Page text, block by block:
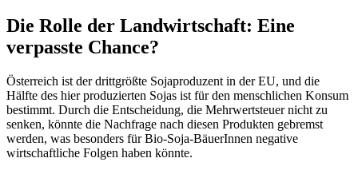
Die Rolle der Landwirtschaft: Eine
verpasste Chance?
Österreich ist der drittgrößte Sojaproduzent in der EU, und die
Hälfte des hier produzierten Sojas ist für den menschlichen Konsum
bestimmt. Durch die Entscheidung, die Mehrwertsteuer nicht zu
senken, könnte die Nachfrage nach diesen Produkten gebremst
werden, was besonders für Bio-Soja-BäuerInnen negative
wirtschaftliche Folgen haben könnte.